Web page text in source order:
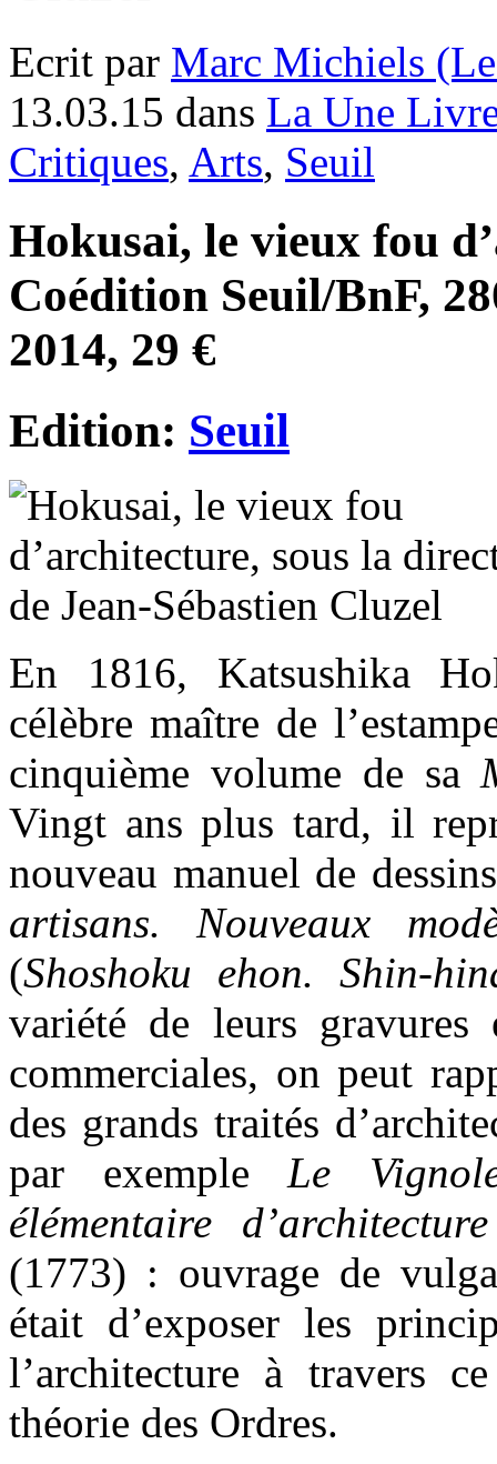
Ecrit par Marc Michiels
13.03.15 dans La Une
Critiques, Arts, Seuil
Hokusai, le vieux fou
Coédition Seuil/BnF,
2014, 29 €
Edition: Seuil
En 1816, Katsushika
célèbre maître de
cinquième volume de sa
Vingt ans plus tard, il
nouveau manuel de
artisans. Nouveaux
(Shoshoku ehon. Shin-
variété de leurs
commerciales, on peut
des grands traités
par exemple Le
élémentaire
(1773) : ouvrage de
était d’exposer les
l’architecture à travers
théorie des Ordres.